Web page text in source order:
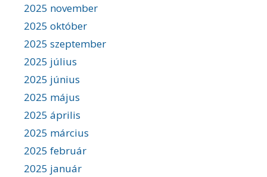
2025 november
2025 október
2025 szeptember
2025 július
2025 június
2025 május
2025 április
2025 március
2025 február
2025 január